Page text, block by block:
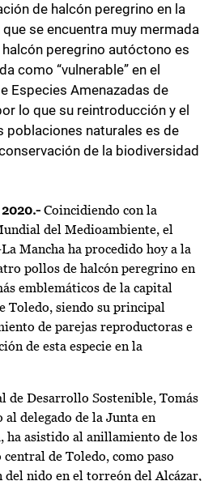
de halcón peregrino en la
se encuentra muy mermada
halcón peregrino autóctono es
como “vulnerable” en el
Especies Amenazadas de
lo que su reintroducción y el
poblaciones naturales es de
de la biodiversidad
2020.- Coincidiendo con la
del Medioambiente, el
Mancha ha procedido hoy a la
pollos de halcón peregrino en
emblemáticos de la capital
Toledo, siendo su principal
de parejas reproductoras e
de esta especie en la
de Desarrollo Sostenible, Tomás
delegado de la Junta en
ha asistido al anillamiento de los
de Toledo, como paso
del nido en el torreón del Alcázar,